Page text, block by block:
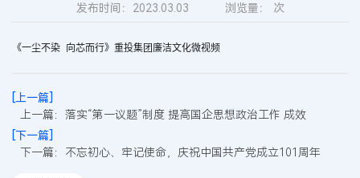
发布时间：2023.03.03 浏览量： 次
《一尘不染 向芯而行》重投集团廉洁文化微视频
[上一篇]
上一篇：落实“第一议题”制度 提高国企思想政治工作 成效
[下一篇]
下一篇：不忘初心、牢记使命，庆祝中国共产党成立101周年